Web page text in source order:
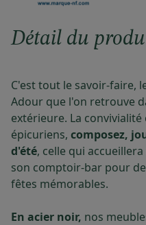
Détail du
C'est tout le savoir-faire,
Adour que l'on retrouve
extérieure. La
épicuriens, composez,
d'été, celle qui
son comptoir-bar pour
fêtes mémorables.
En acier noir, nos